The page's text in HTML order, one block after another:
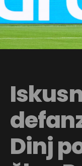
Dinj